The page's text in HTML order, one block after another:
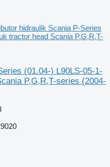
hidraulik Scania P-Series
tractor head Scania P,G,R,T-
(01.04-) L90LS-05-1-
P,G,R,T-series (2004-